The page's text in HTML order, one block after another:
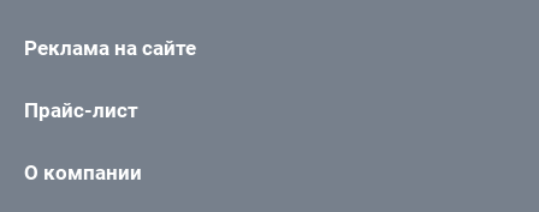
Реклама на сайте
Прайс-лист
О компании